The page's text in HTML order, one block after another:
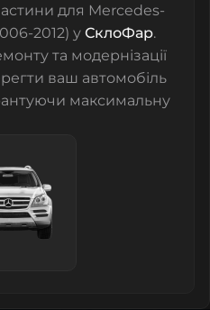
для Mercedes-
2012) у СклоФар.
та модернізації
ваш автомобіль
максимальну